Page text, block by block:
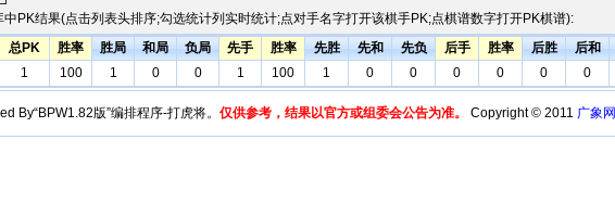
PK结果(点击列表头排序;勾选统计列实时统计;点对手名字打开该棋手PK;点棋谱数字打开PK棋谱):
总PK 胜率 胜局 和局 负局 先手 胜率 先胜 先和 先负 后手 胜率 后胜 后和
1 100 1 0 0 1 100 1 0 0 0 0 0 0
By“BPW1.82版”编排程序-打虎将。 仅供参考，结果以官方或组委会公告为准。 Copyright © 2011 广象网